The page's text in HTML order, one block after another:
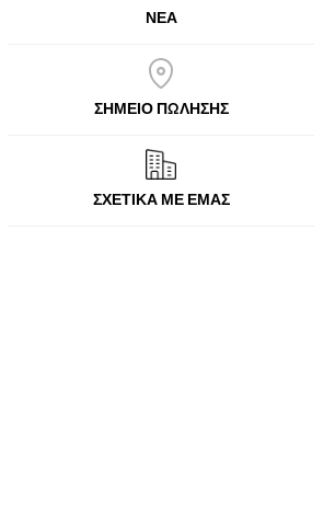
ΝΈΑ
ΣΗΜΕΙΟ ΠΩΛΗΣΗΣ
ΣΧΕΤΙΚΆ ΜΕ ΕΜΆΣ